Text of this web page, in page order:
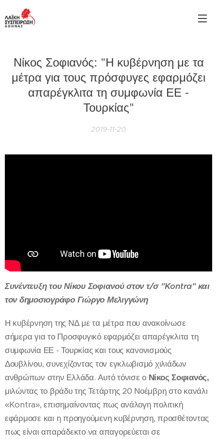
Νίκος Σοφιανός: "Η κυβέρνηση με τα
μέτρα για τους πρόσφυγες εφαρμόζει
απαρέγκλιτα τη συμφωνία ΕΕ -
Τουρκίας"
2019-11-20
Συνέντευξη του Νίκου Σοφιανού στον τ/σ "Kontra" και
τον δημοσιογράφο Γιώργο Μελιγγώνη
Η κυβέρνηση της ΝΔ με τα μέτρα που ανακοίνωσε
σήμερα για το Προσφυγικό εφαρμόζει απαρέγκλιτα τη
συμφωνία ΕΕ - Τουρκίας και τους κανονισμούς
Δουβλίνου, συνεχίζοντας τον εγκλωβισμό χιλιάδων
ανθρώπων στην Ελλάδα. Αυτό τόνισε ο Νίκος Σοφιανός,
μιλώντας το βράδυ της Τετάρτης 20 Νοέμβρη στο κανάλι
«Kontra», επισημαίνοντας πως ανάλογη πολιτική
εφάρμοσε και η προηγούμενη κυβέρνηση, προσθέτοντας
πως είναι απαράδεκτο να απαγορεύεται σε